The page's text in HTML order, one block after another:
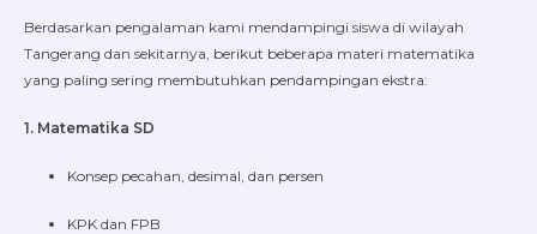
Berdasarkan pengalaman kami mendampingi siswa di wilayah
Tangerang dan sekitarnya, berikut beberapa materi matematika
yang paling sering membutuhkan pendampingan ekstra:
1. Matematika SD
Konsep pecahan, desimal, dan persen
KPK dan FPB